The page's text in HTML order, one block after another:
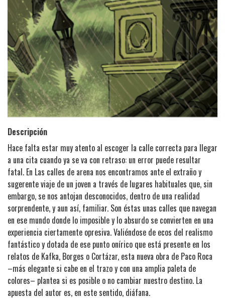
Descripción
Hace falta estar muy atento al escoger la calle correcta para llegar
a una cita cuando ya se va con retraso: un error puede resultar
fatal. En Las calles de arena nos encontramos ante el extraño y
sugerente viaje de un joven a través de lugares habituales que, sin
embargo, se nos antojan desconocidos, dentro de una realidad
sorprendente, y aun así, familiar. Son éstas unas calles que navegan
en ese mundo donde lo imposible y lo absurdo se convierten en una
experiencia ciertamente opresiva. Valiéndose de ecos del realismo
fantástico y dotada de ese punto onírico que está presente en los
relatos de Kafka, Borges o Cortázar, esta nueva obra de Paco Roca
–más elegante si cabe en el trazo y con una amplia paleta de
colores– plantea si es posible o no cambiar nuestro destino. La
apuesta del autor es, en este sentido, diáfana.